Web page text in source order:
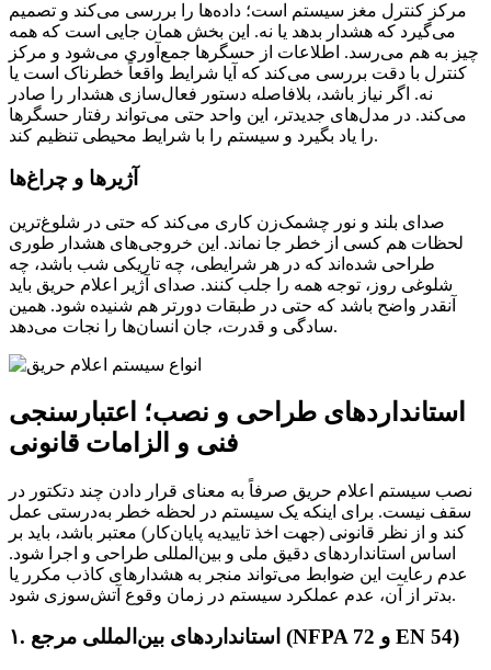
مرکز کنترل مغز سیستم است؛ داده‌ها را بررسی می‌کند و تصمیم
می‌گیرد که هشدار بدهد یا نه. این بخش همان جایی است که همه
چیز به هم می‌رسد. اطلاعات از حسگرها جمع‌آوری می‌شود و مرکز
کنترل با دقت بررسی می‌کند که آیا شرایط واقعاً خطرناک است یا
نه. اگر نیاز باشد، بلافاصله دستور فعال‌سازی هشدار را صادر
می‌کند. در مدل‌های جدیدتر، این واحد حتی می‌تواند رفتار حسگرها
را یاد بگیرد و سیستم را با شرایط محیطی تنظیم کند.
آژیرها و چراغ‌ها
صدای بلند و نور چشمک‌زن کاری می‌کند که حتی در شلوغ‌ترین
لحظات هم کسی از خطر جا نماند. این خروجی‌های هشدار طوری
طراحی شده‌اند که در هر شرایطی، چه تاریکی شب باشد، چه
شلوغی روز، توجه همه را جلب کنند. صدای آژیر اعلام حریق باید
آنقدر واضح باشد که حتی در طبقات دورتر هم شنیده شود. همین
سادگی و قدرت، جان انسان‌ها را نجات می‌دهد.
استانداردهای طراحی و نصب؛ اعتبارسنجی
فنی و الزامات قانونی
نصب سیستم اعلام حریق صرفاً به معنای قرار دادن چند دتکتور در
سقف نیست. برای اینکه یک سیستم در لحظه خطر به‌درستی عمل
کند و از نظر قانونی (جهت اخذ تاییدیه پایان‌کار) معتبر باشد، باید بر
اساس استانداردهای دقیق ملی و بین‌المللی طراحی و اجرا شود.
عدم رعایت این ضوابط می‌تواند منجر به هشدارهای کاذب مکرر یا
بدتر از آن، عدم عملکرد سیستم در زمان وقوع آتش‌سوزی شود.
۱. استانداردهای بین‌المللی مرجع (NFPA 72 و EN 54)